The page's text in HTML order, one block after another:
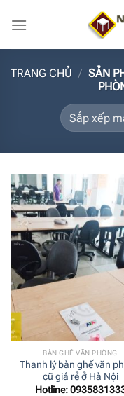
qua
TRANG CHỦ / SẢN
BÀN GHẾ VĂN PHÒNG
Thanh lý bàn ghế văn
cũ giá rẻ ở Hà Nội
Hotline: